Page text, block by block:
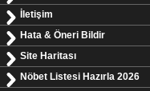
İletişim
Hata & Öneri Bildir
Site Haritası
Nöbet Listesi Hazırla 2026